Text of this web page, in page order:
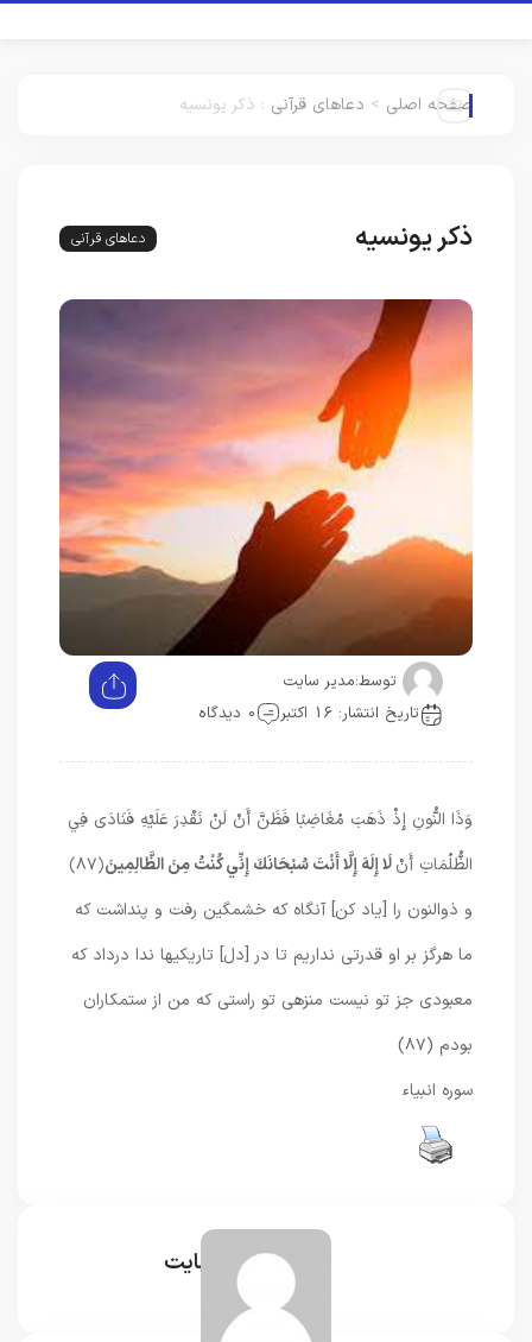
صفحه اصلی > دعاهای قرآنی : ذکر یونسیه
ذکر یونسیه دعاهای قرآنی
توسط:مدیر سایت
تاریخ انتشار: 16 اکتبر
0 دیدگاه
وَذَا النُّونِ إِذْ ذَهَبَ مُغَاضِبًا فَظَنَّ أَنْ لَنْ نَقْدِرَ عَلَيْهِ فَنَادَى فِي
الظُّلُمَاتِ أَنْلَا إِلَهَ إِلَّا أَنْتَ سُبْحَانَكَ إِنِّي كُنْتُ مِنَ الظَّالِمِينَ﴿۸۷﴾
و ذوالنون را [ياد كن] آنگاه كه خشمگين رفت و پنداشت كه
ما هرگز بر او قدرتى نداريم تا در [دل] تاريكيها ندا درداد كه
معبودى جز تو نيست منزهى تو راستى كه من از ستمكاران
بودم (۸۷)
سوره انبیاء
مدیر سایت